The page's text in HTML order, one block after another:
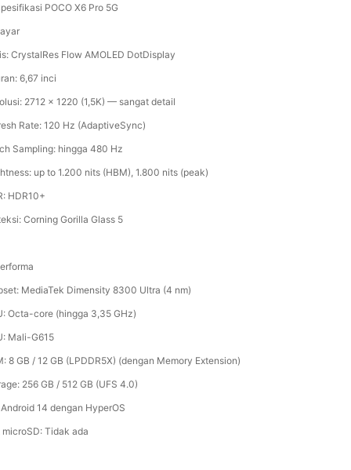
POCO X6 Pro 5G
CrystalRes Flow AMOLED DotDisplay
6,67 inci
2712 × 1220 (1,5K) — sangat detail
Rate: 120 Hz (AdaptiveSync)
Sampling: hingga 480 Hz
up to 1.200 nits (HBM), 1.800 nits (peak)
HDR10+
Corning Gorilla Glass 5
MediaTek Dimensity 8300 Ultra (4 nm)
Octa-core (hingga 3,35 GHz)
Mali-G615
8 GB / 12 GB (LPDDR5X) (dengan Memory Extension)
256 GB / 512 GB (UFS 4.0)
14 dengan HyperOS
microSD: Tidak ada